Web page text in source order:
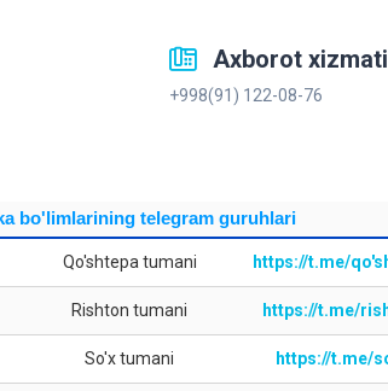
Axborot xizmati
+998(91) 122-08-76
bo'limlarining telegram guruhlari
Qo'shtepa tumani https://t.me/
Rishton tumani https://t.me/
So'x tumani https://t.me/